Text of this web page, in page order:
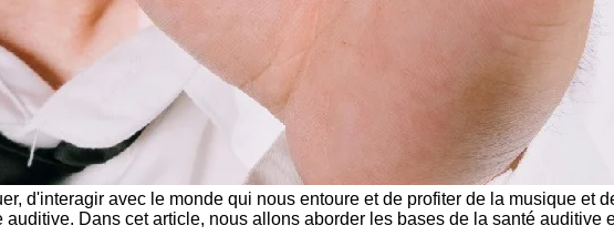
d'interagir avec le monde qui nous entoure et de profiter de la musique et
Dans cet article, nous allons aborder les bases de la santé auditive